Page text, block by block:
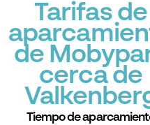
Tarifas de
de
cerca de
Tiempo de